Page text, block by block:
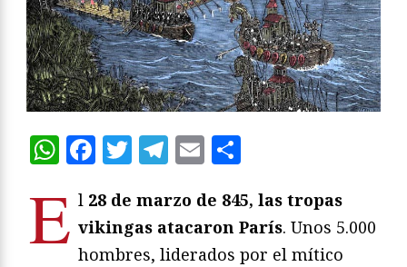
WhatsApp
Facebook
Twitter
Telegram
Email
E l 28 de marzo de 845, las tropas
vikingas atacaron París. Unos 5.000
hombres, liderados por el mítico